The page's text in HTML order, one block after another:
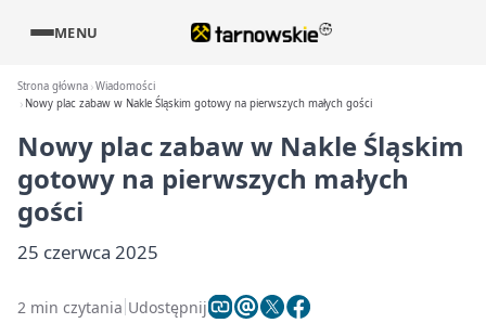
MENU
Strona główna Wiadomości
Nowy plac zabaw w Nakle Śląskim gotowy na pierwszych małych gości
Nowy plac zabaw w Nakle Śląskim
gotowy na pierwszych małych
gości
25 czerwca 2025
2 min czytania Udostępnij